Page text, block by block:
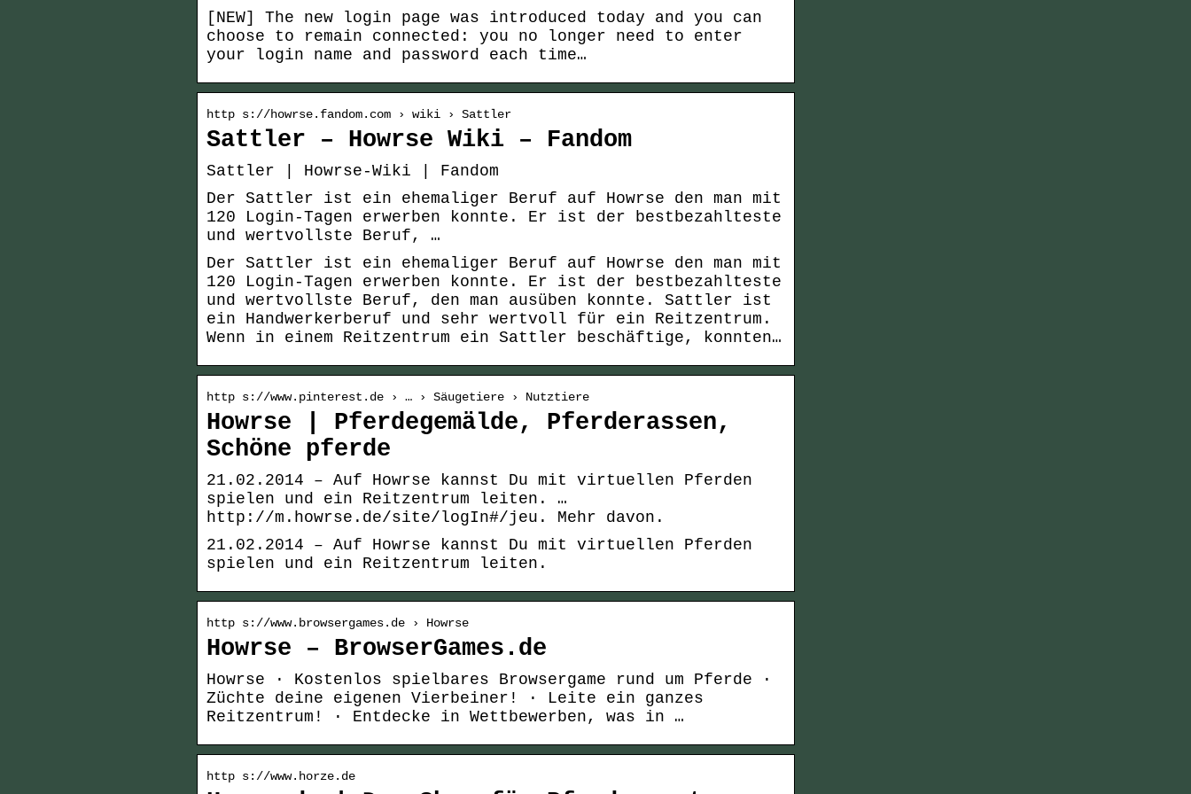
[NEW] The new login page was introduced today and you can
choose to remain connected: you no longer need to enter
your login name and password each time…
http s://howrse.fandom.com › wiki › Sattler
Sattler – Howrse Wiki – Fandom
Sattler | Howrse-Wiki | Fandom
Der Sattler ist ein ehemaliger Beruf auf Howrse den man mit
120 Login-Tagen erwerben konnte. Er ist der bestbezahlteste
und wertvollste Beruf, …
Der Sattler ist ein ehemaliger Beruf auf Howrse den man mit
120 Login-Tagen erwerben konnte. Er ist der bestbezahlteste
und wertvollste Beruf, den man ausüben konnte. Sattler ist
ein Handwerkerberuf und sehr wertvoll für ein Reitzentrum.
Wenn in einem Reitzentrum ein Sattler beschäftige, konnten…
http s://www.pinterest.de › … › Säugetiere › Nutztiere
Howrse | Pferdegemälde, Pferderassen,
Schöne pferde
21.02.2014 – Auf Howrse kannst Du mit virtuellen Pferden
spielen und ein Reitzentrum leiten. …
http://m.howrse.de/site/logIn#/jeu. Mehr davon.
21.02.2014 – Auf Howrse kannst Du mit virtuellen Pferden
spielen und ein Reitzentrum leiten.
http s://www.browsergames.de › Howrse
Howrse – BrowserGames.de
Howrse · Kostenlos spielbares Browsergame rund um Pferde ·
Züchte deine eigenen Vierbeiner! · Leite ein ganzes
Reitzentrum! · Entdecke in Wettbewerben, was in …
http s://www.horze.de